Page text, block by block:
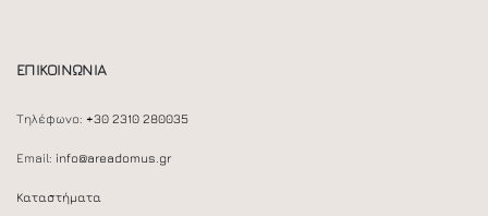
ΕΠΙΚΟΙΝΩΝΙΑ
Τηλέφωνο: +30 2310 280035
Email: info@areadomus.gr
Καταστήματα